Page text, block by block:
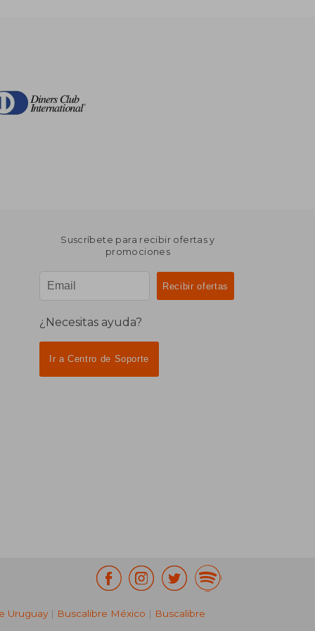
Suscríbete para recibir ofertas y
promociones
¿Necesitas ayuda?
Ir a Centro de Soporte
Uruguay | Buscalibre México | Buscalibre